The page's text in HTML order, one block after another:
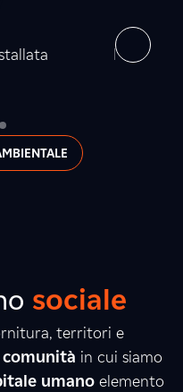
0
sociale
territori e
comunità in cui siamo
umano elemento